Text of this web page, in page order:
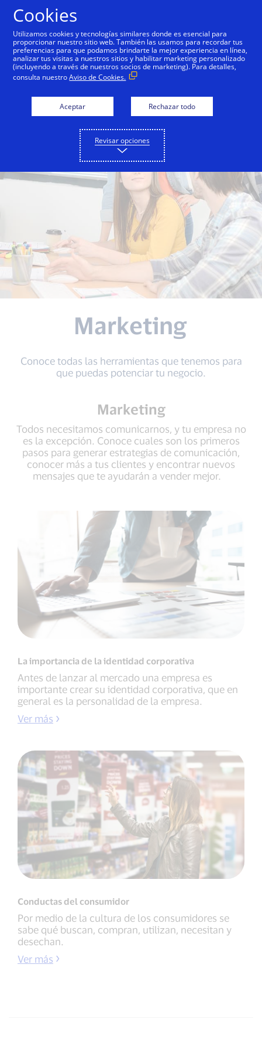
Marketing
Conoce todas las herramientas que tenemos para
que puedas potenciar tu negocio.
Marketing
Todos necesitamos comunicarnos, y tu empresa no
es la excepción. Conoce cuales son los primeros
pasos para generar estrategias de comunicación,
conocer más a tus clientes y encontrar nuevos
mensajes que te ayudarán a vender mejor.
La importancia de la identidad corporativa
Antes de lanzar al mercado una empresa es
importante crear su identidad corporativa, que en
general es la personalidad de la empresa.
Ver más
Conductas del consumidor
Por medio de la cultura de los consumidores se
sabe qué buscan, compran, utilizan, necesitan y
desechan.
Ver más
Cookies
Utilizamos cookies y tecnologías similares donde es esencial para
proporcionar nuestro sitio web. También las usamos para recordar tus
preferencias para que podamos brindarte la mejor experiencia en línea,
analizar tus visitas a nuestros sitios y habilitar marketing personalizado
(incluyendo a través de nuestros socios de marketing). Para detalles,
consulta nuestroAviso de Cookies.
Aceptar Rechazar todo
Revisar opciones